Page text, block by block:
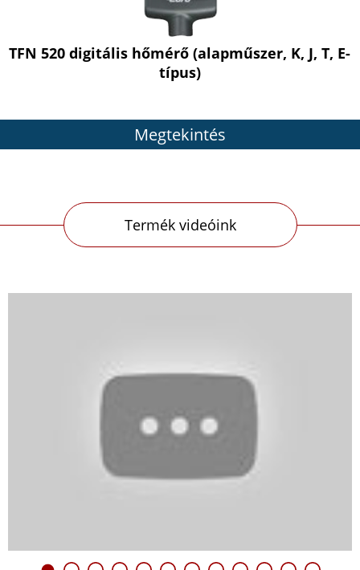
TFN 520 digitális hőmérő (alapműszer, K, J, T, E-
típus)
Megtekintés
Termék videóink